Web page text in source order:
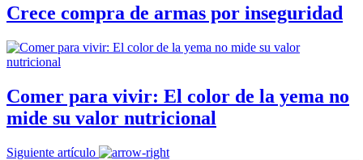
Crece compra de armas por inseguridad
Comer para vivir: El color de la yema no
mide su valor nutricional
Siguiente artículo